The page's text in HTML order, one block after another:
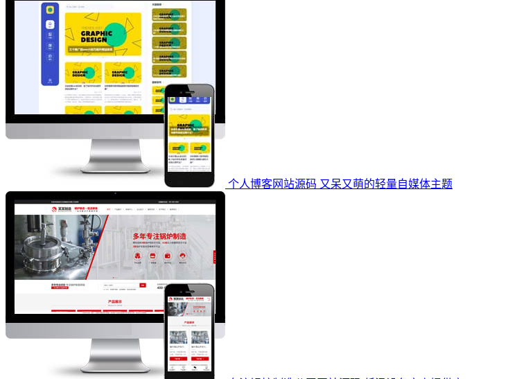
个人博客网站源码 又呆又萌的轻量自媒体主题